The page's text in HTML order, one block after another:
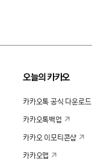
오늘의 카카오
카카오톡 공식 다운로드
카카오톡백업
카카오 이모티콘샵
카카오맵